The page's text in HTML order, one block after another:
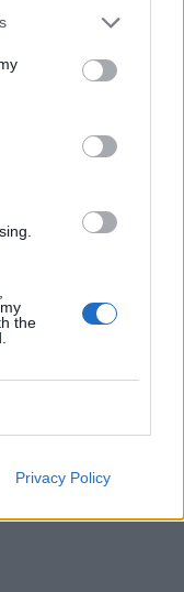
the
Privacy Policy